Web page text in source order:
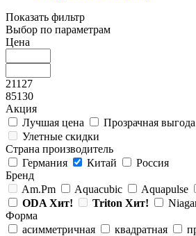
Показать фильтр
Выбор по параметрам
Цена
21127
85130
Акция
Лучшая цена
Прозрачная выгода
Улетные скидки
Страна производитель
Германия
Китай
Россия
Бренд
Am.Pm
Aquacubic Aquapulse
ODA Хит! Triton Хит!
Форма
асимметричная
квадратная